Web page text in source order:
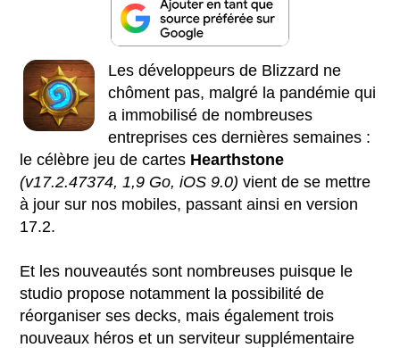
Les développeurs de Blizzard ne
chôment pas, malgré la pandémie qui
a immobilisé de nombreuses
entreprises ces dernières semaines :
le célèbre jeu de cartes Hearthstone
(v17.2.47374, 1,9 Go, iOS 9.0)vient de se mettre
à jour sur nos mobiles, passant ainsi en version
17.2.
Et les nouveautés sont nombreuses puisque le
studio propose notamment la possibilité de
réorganiser ses decks, mais également trois
nouveaux héros et un serviteur supplémentaire